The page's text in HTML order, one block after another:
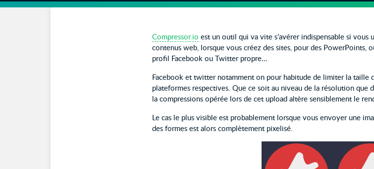
Compressor.io est un outil qui va vite s’avérer indispensable si vous
contenus web, lorsque vous créez des sites, pour des PowerPoints,
profil Facebook ou Twitter propre…
Facebook et twitter notamment on pour habitude de limiter la taille
plateformes respectives. Que ce soit au niveau de la résolution que
la compressions opérée lors de cet upload altère sensiblement le
Le cas le plus visible est probablement lorsque vous envoyer une
des formes est alors complètement pixelisé.